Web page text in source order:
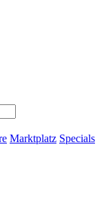
Marktplatz Specials